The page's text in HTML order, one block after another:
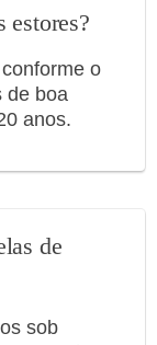
estores?
o
de boa
anos.
de
sob